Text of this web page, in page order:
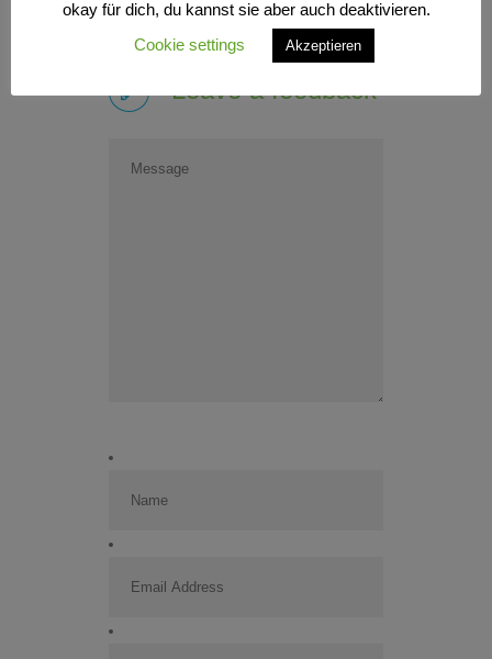
Leave a feedback
okay für dich, du kannst sie aber auch deaktivieren.
Cookie settings
Akzeptieren